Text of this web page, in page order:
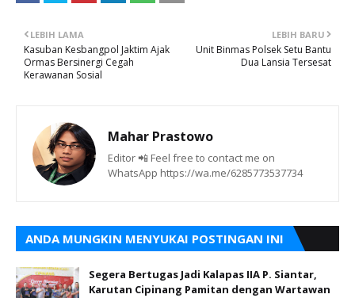
LEBIH BARU
Unit Binmas Polsek Setu Bantu
Dua Lansia Tersesat
LEBIH LAMA
Kasuban Kesbangpol Jaktim Ajak
Ormas Bersinergi Cegah
Kerawanan Sosial
Mahar Prastowo
Editor 📲 Feel free to contact me on
WhatsApp https://wa.me/6285773537734
ANDA MUNGKIN MENYUKAI POSTINGAN INI
Segera Bertugas Jadi Kalapas IIA P. Siantar,
Karutan Cipinang Pamitan dengan Wartawan